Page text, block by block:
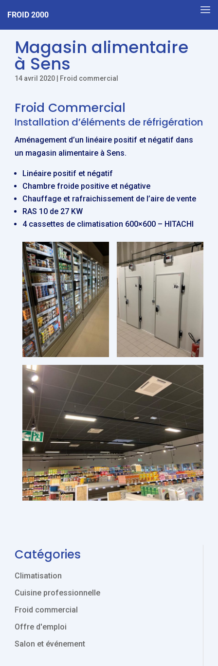
FROID 2000
Magasin alimentaire
à Sens
14 avril 2020 Froid commercial
Froid Commercial
Installation d’éléments de réfrigération
Aménagement d’un linéaire positif et négatif dans
un magasin alimentaire à Sens.
Linéaire positif et négatif
Chambre froide positive et négative
Chauffage et rafraichissement de l’aire de vente
RAS 10 de 27 KW
4 cassettes de climatisation 600×600 – HITACHI
Catégories
Climatisation
Cuisine professionnelle
Froid commercial
Offre d'emploi
Salon et événement